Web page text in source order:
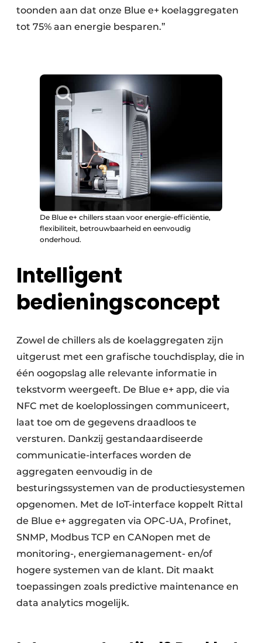
toonden aan dat onze Blue e+ koelaggregaten
tot 75% aan energie besparen.”
De Blue e+ chillers staan voor energie-efficiëntie,
flexibiliteit, betrouwbaarheid en eenvoudig
onderhoud.
Intelligent
bedieningsconcept
Zowel de chillers als de koelaggregaten zijn
uitgerust met een grafische touchdisplay, die in
één oogopslag alle relevante informatie in
tekstvorm weergeeft. De Blue e+ app, die via
NFC met de koeloplossingen communiceert,
laat toe om de gegevens draadloos te
versturen. Dankzij gestandaardiseerde
communicatie-interfaces worden de
aggregaten eenvoudig in de
besturingssystemen van de productiesystemen
opgenomen. Met de IoT-interface koppelt Rittal
de Blue e+ aggregaten via OPC-UA, Profinet,
SNMP, Modbus TCP en CANopen met de
monitoring-, energiemanagement- en/of
hogere systemen van de klant. Dit maakt
toepassingen zoals predictive maintenance en
data analytics mogelijk.